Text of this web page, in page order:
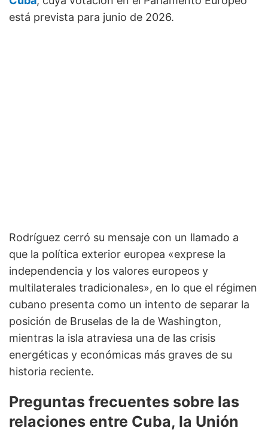
está prevista para junio de 2026.
Rodríguez cerró su mensaje con un llamado a
que la política exterior europea «exprese la
independencia y los valores europeos y
multilaterales tradicionales», en lo que el régimen
cubano presenta como un intento de separar la
posición de Bruselas de la de Washington,
mientras la isla atraviesa una de las crisis
energéticas y económicas más graves de su
historia reciente.
Preguntas frecuentes sobre las
relaciones entre Cuba, la Unión